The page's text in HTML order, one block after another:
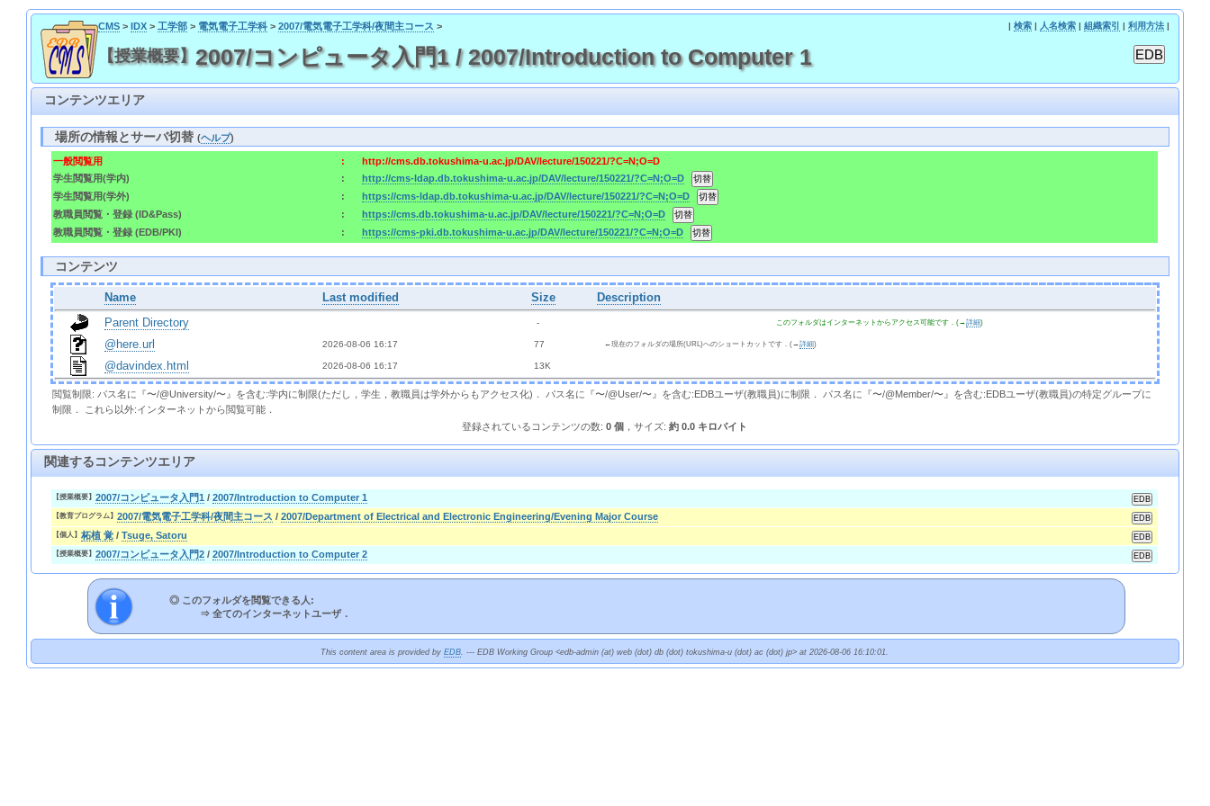
CMS> IDX> 工学部> 電気電子工学科> 2007/電気電子工学科/夜間主コース > | 検索| 人名検索| 組織索引 | 利用方法|
【授業概要】 2007/コンピュータ入門1 / 2007/Introduction to Computer 1
コンテンツエリア
場所の情報とサーバ切替(ヘルプ)
一般閲覧用 :
http://cms.db.tokushima-u.ac.jp/DAV/lecture/150221/?C=N;O=D
学生閲覧用(学内)
:
http://cms-ldap.db.tokushima-u.ac.jp/DAV/lecture/150221/?C=N;O=D
学生閲覧用(学外)
:
https://cms-ldap.db.tokushima-u.ac.jp/DAV/lecture/150221/?C=N;O=D
教職員閲覧・登録 (ID&Pass)
:
https://cms.db.tokushima-u.ac.jp/DAV/lecture/150221/?C=N;O=D
教職員閲覧・登録 (EDB/PKI)
: https://cms-pki.db.tokushima-u.ac.jp/DAV/lecture/150221/?C=N;O=D
コンテンツ
Name Last modified Size
Description
Parent Directory
  -
このフォルダはインターネットからアクセス可能です．(→詳細)
@here.url 2026-08-06 16:17 77 ←現在のフォルダの場所(URL)へのショートカットです．(→詳細)
@davindex.html 2026-08-06 16:17 13K
閲覧制限: パス名に『〜/@University/〜』を含む:学内に制限(ただし，学生，教職員は学外からもアクセス化)． パス名に『〜/@User/〜』を含む:EDBユーザ(教職員)に制限． パス名に『〜/@Member/〜』を含む:EDBユーザ(教職員)の特定グループに
制限． これら以外:インターネットから閲覧可能．
登録されているコンテンツの数:0 個 ，サイズ:約 0.0 キロバイト
関連するコンテンツエリア
【授業概要】2007/コンピュータ入門1 /2007/Introduction to Computer 1
【教育プログラム】2007/電気電子工学科/夜間主コース /2007/Department of Electrical and Electronic Engineering/Evening Major Course
【個人】柘植 覚 /Tsuge, Satoru
【授業概要】2007/コンピュータ入門2 /2007/Introduction to Computer 2
◎ このフォルダを閲覧できる人:
⇒全てのインターネットユーザ．
This content area is provided byEDB. --- EDB Working Group <edb-admin (at) web (dot) db (dot) tokushima-u (dot) ac (dot) jp> at 2026-08-06 16:10:01.